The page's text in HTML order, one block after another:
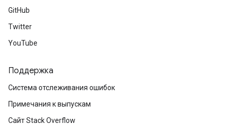
GitHub
Twitter
YouTube
Поддержка
Система отслеживания ошибок
Примечания к выпускам
Сайт Stack Overflow